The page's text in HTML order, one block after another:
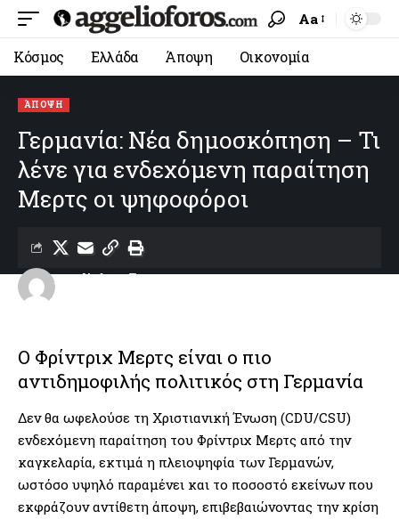
Aa
Κόσμος Ελλάδα Άποψη Οικονομία
ΆΠΟΨΗ
Γερμανία: Νέα δημοσκόπηση – Τι
λένε για ενδεχόμενη παραίτηση
Μερτς οι ψηφοφόροι
Last updated: 01/06/2026 17:42
aggelioforos
Ο Φρίντριχ Μερτς είναι ο πιο
αντιδημοφιλής πολιτικός στη Γερμανία
Δεν θα ωφελούσε τη Χριστιανική Ένωση (CDU/CSU)
ενδεχόμενη παραίτηση του Φρίντριχ Μερτς από την
καγκελαρία, εκτιμά η πλειοψηφία των Γερμανών,
ωστόσο υψηλό παραμένει και το ποσοστό εκείνων που
εκφράζουν αντίθετη άποψη, επιβεβαιώνοντας την κρίση